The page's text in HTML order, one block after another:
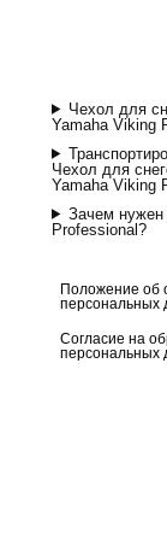
Чехол для
Yamaha Viking
Чехол для
Yamaha Viking
Зачем нужен
Professional?
Положение об
персональных
Согласие на
персональных